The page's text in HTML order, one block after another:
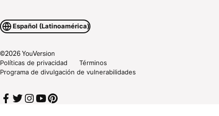
Español (Latinoamérica)
©2026YouVersion
Políticas de privacidad
Términos
Programa de divulgación de vulnerabilidades